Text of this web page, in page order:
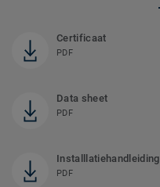
Certificaat
PDF
Data sheet
PDF
Installlatiehandleiding
PDF